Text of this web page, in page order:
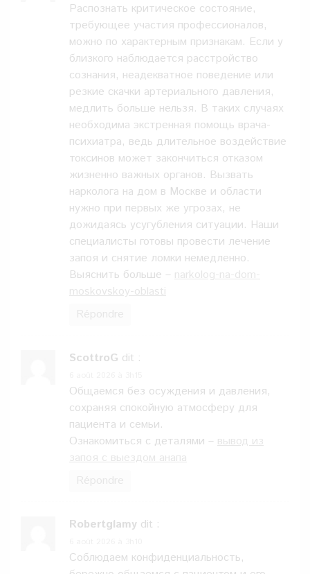
Распознать критическое состояние,
требующее участия профессионалов,
можно по характерным признакам. Если у
близкого наблюдается расстройство
сознания, неадекватное поведение или
резкие скачки артериального давления,
медлить больше нельзя. В таких случаях
необходима экстренная помощь врача-
психиатра, ведь длительное воздействие
токсинов может закончиться отказом
жизненно важных органов. Вызвать
нарколога на дом в Москве и области
нужно при первых же угрозах, не
дожидаясь усугубления ситуации. Наши
специалисты готовы провести лечение
запоя и снятие ломки немедленно.
Выяснить больше – narkolog-na-dom-
moskovskoy-oblasti
ScottroG dit :
Общаемся без осуждения и давления,
сохраняя спокойную атмосферу для
пациента и семьи.
Ознакомиться с деталями – вывод из
запоя с выездом анапа
Robertglamy dit :
Соблюдаем конфиденциальность,